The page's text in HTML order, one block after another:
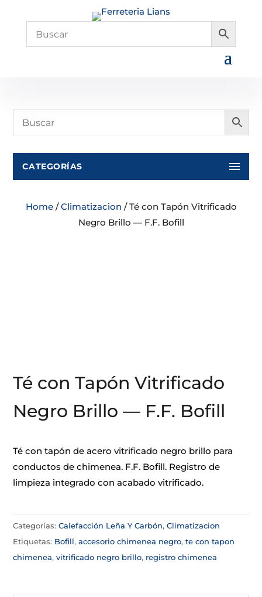
CATEGORÍAS
Home/Climatizacion / Té con Tapón Vitrificado
Negro Brillo — F.F. Bofill
Té con Tapón Vitrificado
Negro Brillo — F.F. Bofill
Té con tapón de acero vitrificado negro brillo para
conductos de chimenea. F.F. Bofill. Registro de
limpieza integrado con acabado vitrificado.
Categorías:Calefacción Leña Y Carbón,Climatizacion
Etiquetas: Bofill,accesorio chimenea negro,te con tapon
chimenea,vitrificado negro brillo, registro chimenea